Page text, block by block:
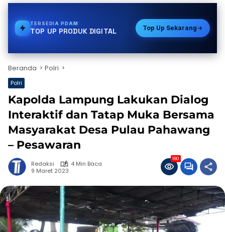
TERSEDIABPJS
TOP UP PRODUK DIGITAL Top Up Sekarang
Beranda Polri
Polri
Kapolda Lampung Lakukan Dialog
Interaktif dan Tatap Muka Bersama
Masyarakat Desa Pulau Pahawang
– Pesawaran
Redaksi
4 Min Baca
9 Maret 2023
180